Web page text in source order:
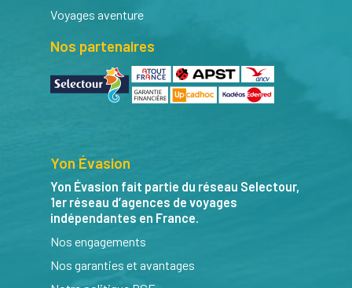
Voyages aventure
Nos partenaires
Yon Évasion
Yon Évasion fait partie du réseau Selectour,
1er réseau d’agences de voyages
indépendantes en France.
Nos engagements
Nos garanties et avantages